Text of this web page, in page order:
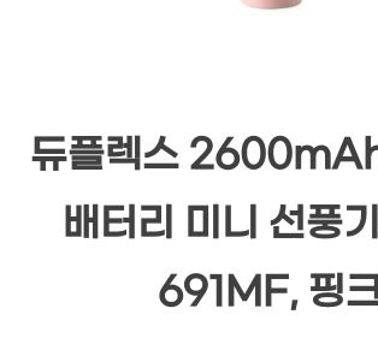
듀플렉스
배터리 미니 선풍
691MF, 핑